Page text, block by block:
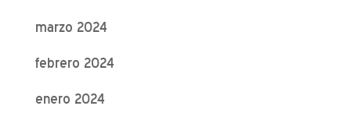
marzo 2024
febrero 2024
enero 2024